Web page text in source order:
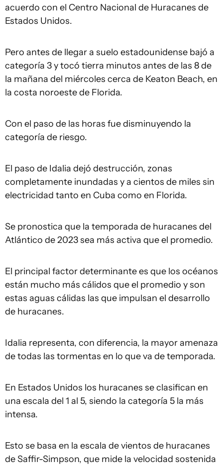
acuerdo con el Centro Nacional de Huracanes de
Estados Unidos.
Pero antes de llegar a suelo estadounidense bajó a
categoría 3 y tocó tierra minutos antes de las 8 de
la mañana del miércoles cerca de Keaton Beach, en
la costa noroeste de Florida.
Con el paso de las horas fue disminuyendo la
categoría de riesgo.
El paso de Idalia dejó destrucción, zonas
completamente inundadas y a cientos de miles sin
electricidad tanto en Cuba como en Florida.
Se pronostica que la temporada de huracanes del
Atlántico de 2023 sea más activa que el promedio.
El principal factor determinante es que los océanos
están mucho más cálidos que el promedio y son
estas aguas cálidas las que impulsan el desarrollo
de huracanes.
Idalia representa, con diferencia, la mayor amenaza
de todas las tormentas en lo que va de temporada.
En Estados Unidos los huracanes se clasifican en
una escala del 1 al 5, siendo la categoría 5 la más
intensa.
Esto se basa en la escala de vientos de huracanes
de Saffir-Simpson, que mide la velocidad sostenida